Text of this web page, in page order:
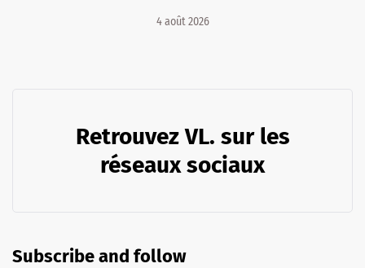
4 août 2026
Retrouvez VL. sur les
réseaux sociaux
Subscribe and follow